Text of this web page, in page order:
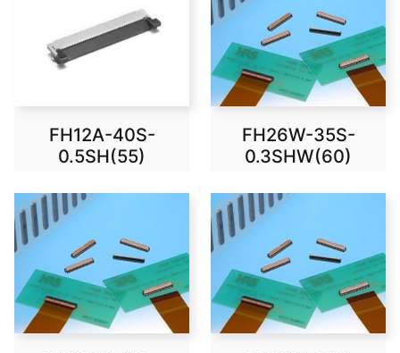
FH12A-40S-
0.5SH(55)
FH26W-35S-
0.3SHW(60)